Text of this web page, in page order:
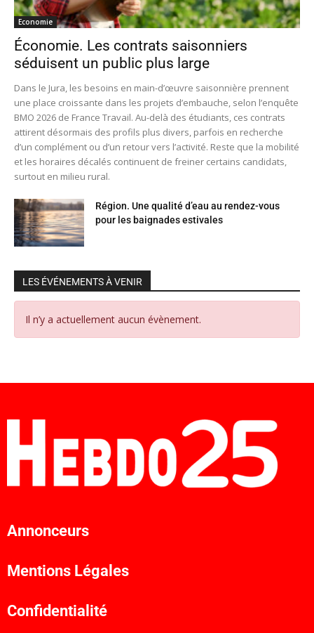
Economie
Économie. Les contrats saisonniers
séduisent un public plus large
Dans le Jura, les besoins en main-d’œuvre saisonnière prennent
une place croissante dans les projets d’embauche, selon l’enquête
BMO 2026 de France Travail. Au-delà des étudiants, ces contrats
attirent désormais des profils plus divers, parfois en recherche
d’un complément ou d’un retour vers l’activité. Reste que la mobilité
et les horaires décalés continuent de freiner certains candidats,
surtout en milieu rural.
Région. Une qualité d’eau au rendez-vous
pour les baignades estivales
LES ÉVÉNEMENTS À VENIR
Il n’y a actuellement aucun évènement.
Annonceurs
Mentions Légales
Confidentialité